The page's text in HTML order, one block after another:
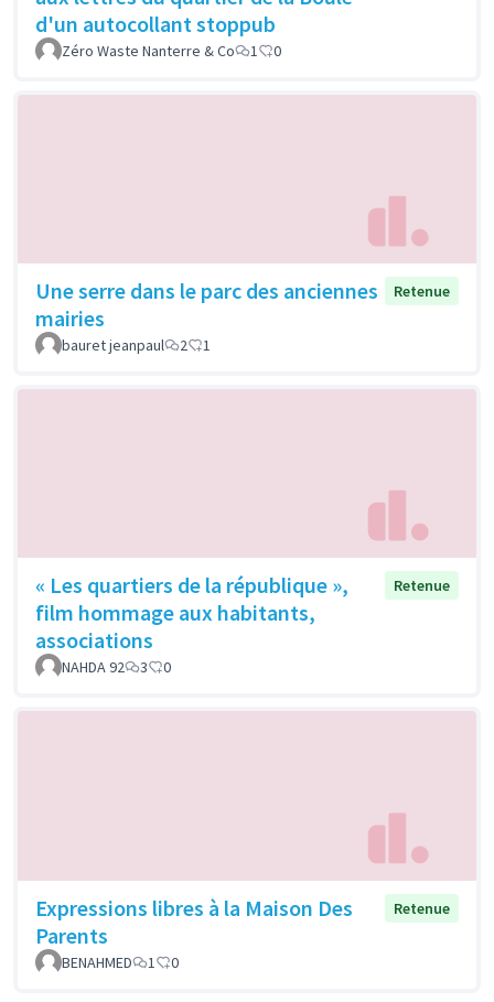
d'un autocollant stoppub
Zéro Waste Nanterre & Co 1 0
Une serre dans le parc des anciennes
mairies
Retenue
bauret jeanpaul 2 1
« Les quartiers de la république »,
film hommage aux habitants,
associations
Retenue
NAHDA 92 3 0
Expressions libres à la Maison Des
Parents
Retenue
BENAHMED 1 0